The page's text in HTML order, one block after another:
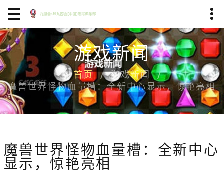
游戏新闻
首页
游戏新闻
魔兽世界怪物血量槽：全新中心显示，惊艳亮相
魔兽世界怪物血量槽：全新中心
显示，惊艳亮相